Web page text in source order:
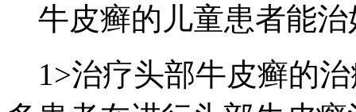
牛皮癣的儿童患者能治
1>治疗头部牛皮癣的